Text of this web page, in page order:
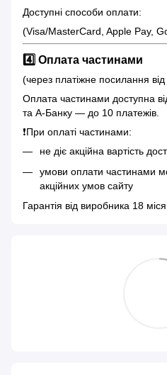
Доступні способи оплати:
(Visa/MasterCard, Apple Pay,
4️⃣ Оплата частинами
(через платіжне посилання
Оплата частинами доступна
та А-Банку — до 10 платежів.
❗️При оплаті частинами:
не діє акційна вартість
умови оплати частинами
акційних умов сайту
Гарантія від виробника 18